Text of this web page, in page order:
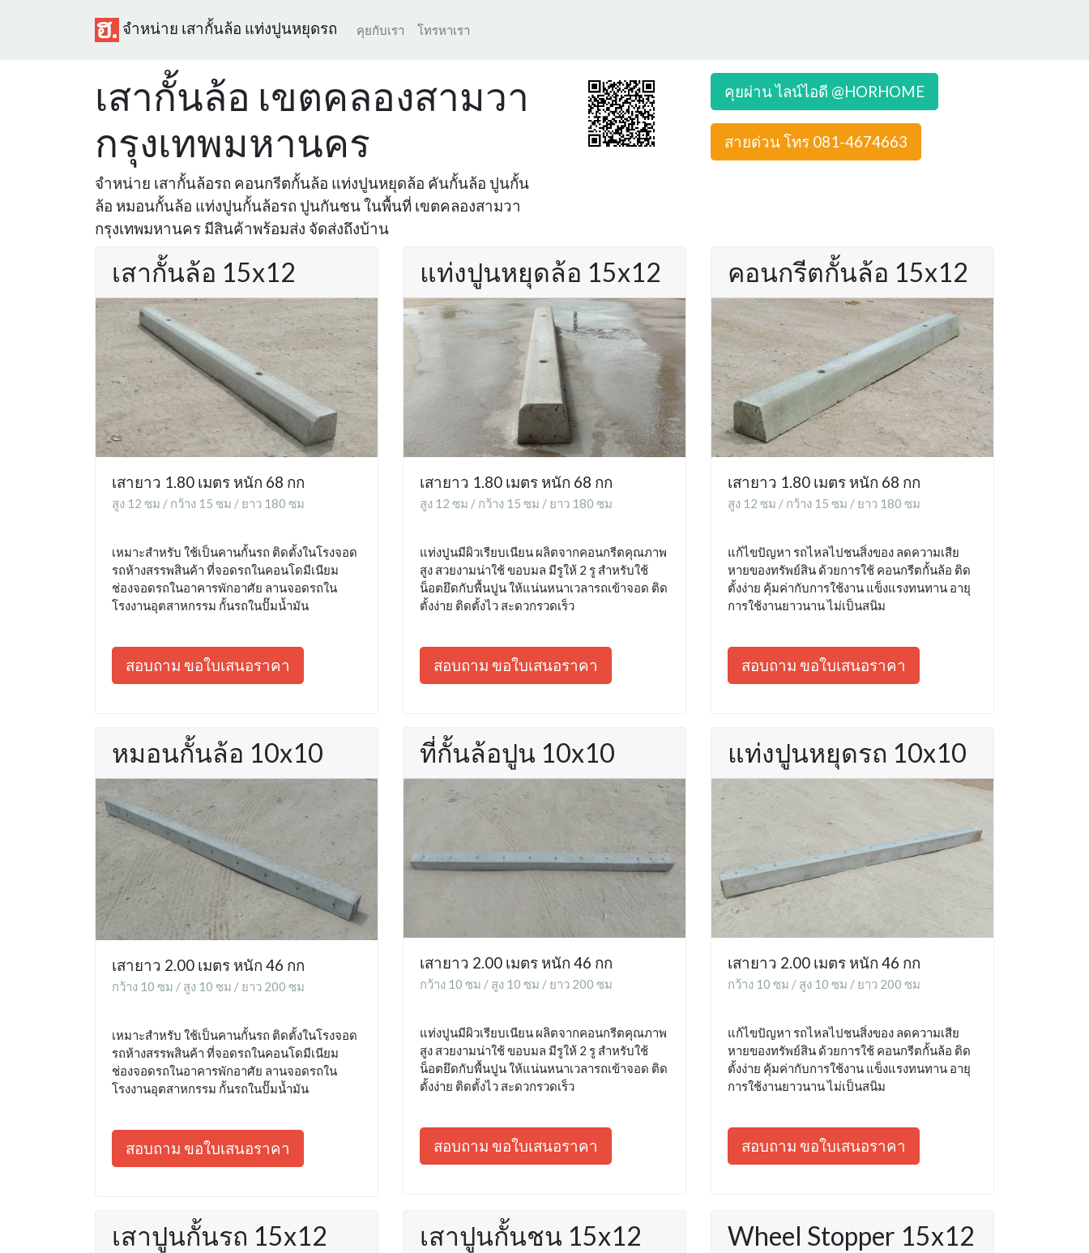
จำหน่าย เสากั้นล้อ แท่งปูนหยุดรถ คุยกับเรา โทรหาเรา
เสากั้นล้อ เขตคลองสามวา
กรุงเทพมหานคร
จำหน่าย เสากั้นล้อรถ คอนกรีตกั้นล้อ แท่งปูนหยุดล้อ คันกั้นล้อ ปูนกั้น
ล้อ หมอนกั้นล้อ แท่งปูนกั้นล้อรถ ปูนกันชน ในพื้นที่ เขตคลองสามวา
กรุงเทพมหานคร มีสินค้าพร้อมส่ง จัดส่งถึงบ้าน
คุยผ่าน ไลน์ไอดี @HORHOME
สายด่วน โทร 081-4674663
เสากั้นล้อ 15x12
เสายาว 1.80 เมตร หนัก 68 กก
สูง 12 ซม / กว้าง 15 ซม / ยาว 180 ซม
เหมาะสำหรับ ใช้เป็นคานกั้นรถ ติดตั้งในโรงจอด
รถห้างสรรพสินค้า ที่จอดรถในคอนโดมีเนียม
ช่องจอดรถในอาคารพักอาศัย ลานจอดรถใน
โรงงานอุตสาหกรรม กั้นรถในปั๊มน้ำมัน
สอบถาม ขอใบเสนอราคา
แท่งปูนหยุดล้อ 15x12
เสายาว 1.80 เมตร หนัก 68 กก
สูง 12 ซม / กว้าง 15 ซม / ยาว 180 ซม
แท่งปูนมีผิวเรียบเนียน ผลิตจากคอนกรีตคุณภาพ
สูง สวยงามน่าใช้ ขอบมล มีรูให้ 2 รู สำหรับใช้
น็อตยึดกับพื้นปูน ให้แน่นหนาเวลารถเข้าจอด ติด
ตั้งง่าย ติดตั้งไว สะดวกรวดเร็ว
สอบถาม ขอใบเสนอราคา
คอนกรีตกั้นล้อ 15x12
เสายาว 1.80 เมตร หนัก 68 กก
สูง 12 ซม / กว้าง 15 ซม / ยาว 180 ซม
แก้ไขปัญหา รถไหลไปชนสิ่งของ ลดความเสีย
หายของทรัพย์สิน ด้วยการใช้ คอนกรีตกั้นล้อ ติด
ตั้งง่าย คุ้มค่ากับการใช้งาน แข็งแรงทนทาน อายุ
การใช้งานยาวนาน ไม่เป็นสนิม
สอบถาม ขอใบเสนอราคา
หมอนกั้นล้อ 10x10
เสายาว 2.00 เมตร หนัก 46 กก
กว้าง 10 ซม / สูง 10 ซม / ยาว 200 ซม
เหมาะสำหรับ ใช้เป็นคานกั้นรถ ติดตั้งในโรงจอด
รถห้างสรรพสินค้า ที่จอดรถในคอนโดมีเนียม
ช่องจอดรถในอาคารพักอาศัย ลานจอดรถใน
โรงงานอุตสาหกรรม กั้นรถในปั๊มน้ำมัน
สอบถาม ขอใบเสนอราคา
ที่กั้นล้อปูน 10x10
เสายาว 2.00 เมตร หนัก 46 กก
กว้าง 10 ซม / สูง 10 ซม / ยาว 200 ซม
แท่งปูนมีผิวเรียบเนียน ผลิตจากคอนกรีตคุณภาพ
สูง สวยงามน่าใช้ ขอบมล มีรูให้ 2 รู สำหรับใช้
น็อตยึดกับพื้นปูน ให้แน่นหนาเวลารถเข้าจอด ติด
ตั้งง่าย ติดตั้งไว สะดวกรวดเร็ว
สอบถาม ขอใบเสนอราคา
แท่งปูนหยุดรถ 10x10
เสายาว 2.00 เมตร หนัก 46 กก
กว้าง 10 ซม / สูง 10 ซม / ยาว 200 ซม
แก้ไขปัญหา รถไหลไปชนสิ่งของ ลดความเสีย
หายของทรัพย์สิน ด้วยการใช้ คอนกรีตกั้นล้อ ติด
ตั้งง่าย คุ้มค่ากับการใช้งาน แข็งแรงทนทาน อายุ
การใช้งานยาวนาน ไม่เป็นสนิม
สอบถาม ขอใบเสนอราคา
เสาปูนกั้นรถ 15x12 เสาปูนกั้นชน 15x12 Wheel Stopper 15x12